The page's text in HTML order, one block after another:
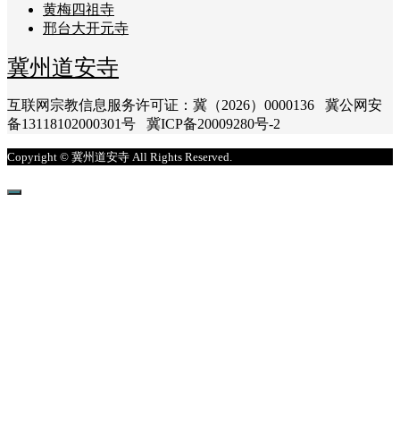
黄梅四祖寺
邢台大开元寺
冀州道安寺
互联网宗教信息服务许可证：冀（2026）0000136 冀公网安
备13118102000301号 冀ICP备20009280号-2
Copyright © 冀州道安寺 All Rights Reserved.